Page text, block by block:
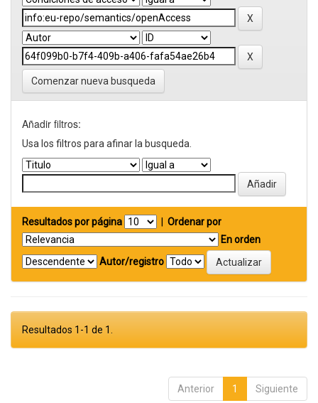
Comenzar nueva busqueda
Añadir filtros:
Usa los filtros para afinar la busqueda.
Resultados por página
Ordenar por
En orden
Autor/registro
Resultados 1-1 de 1.
Anterior 1 Siguiente